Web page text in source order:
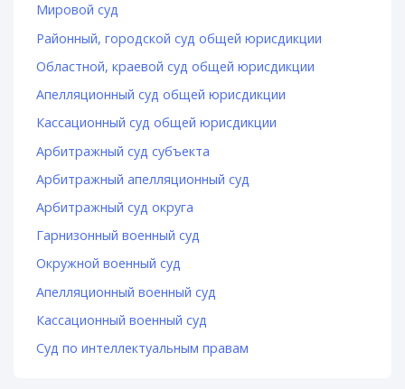
Мировой суд
Районный, городской суд общей юрисдикции
Областной, краевой суд общей юрисдикции
Апелляционный суд общей юрисдикции
Кассационный суд общей юрисдикции
Арбитражный суд субъекта
Арбитражный апелляционный суд
Арбитражный суд округа
Гарнизонный военный суд
Окружной военный суд
Апелляционный военный суд
Кассационный военный суд
Суд по интеллектуальным правам